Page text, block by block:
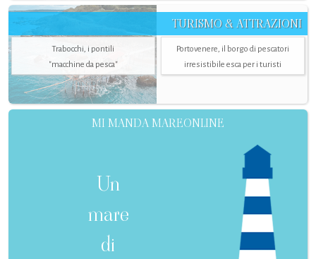
TURISMO & ATTRAZIONI
Trabocchi, i pontili
"macchine da pesca"
Portovenere, il borgo di pescatori
irresistibile esca per i turisti
MI MANDA MAREONLINE
Un
mare
di